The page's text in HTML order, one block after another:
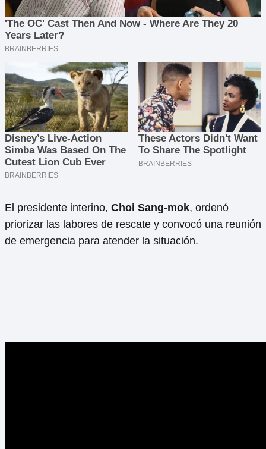
El presidente interino, Choi Sang-mok, ordenó
priorizar las labores de rescate y convocó una reunión
de emergencia para atender la situación.